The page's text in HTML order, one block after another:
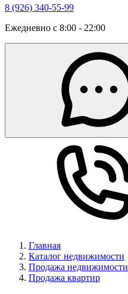
8 (926) 340-55-99
Ежедневно с 8:00 - 22:00
Главная
Каталог недвижимости
Продажа недвижимости
Продажа квартир